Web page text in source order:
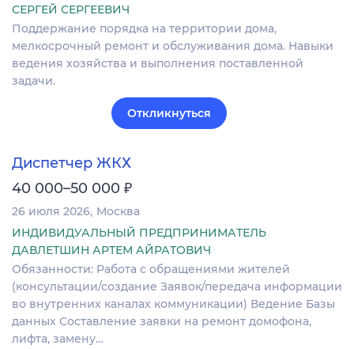
СЕРГЕЙ СЕРГЕЕВИЧ
Поддержание порядка на территории дома,
мелкосрочный ремонт и обслуживания дома. Навыки
ведения хозяйства и выполнения поставленной
задачи.
Откликнуться
Диспетчер ЖКХ
40 000–50 000 ₽
26 июля 2026 Москва
ИНДИВИДУАЛЬНЫЙ ПРЕДПРИНИМАТЕЛЬ
ДАВЛЕТШИН АРТЕМ АЙРАТОВИЧ
Обязанности: Работа с обращениями жителей
(консультации/создание Заявок/передача информации
во внутренних каналах коммуникации) Ведение Базы
данных Составление заявки на ремонт домофона,
лифта, замену…